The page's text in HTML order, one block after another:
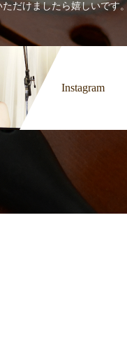
だけましたら嬉しいです。
Instagram